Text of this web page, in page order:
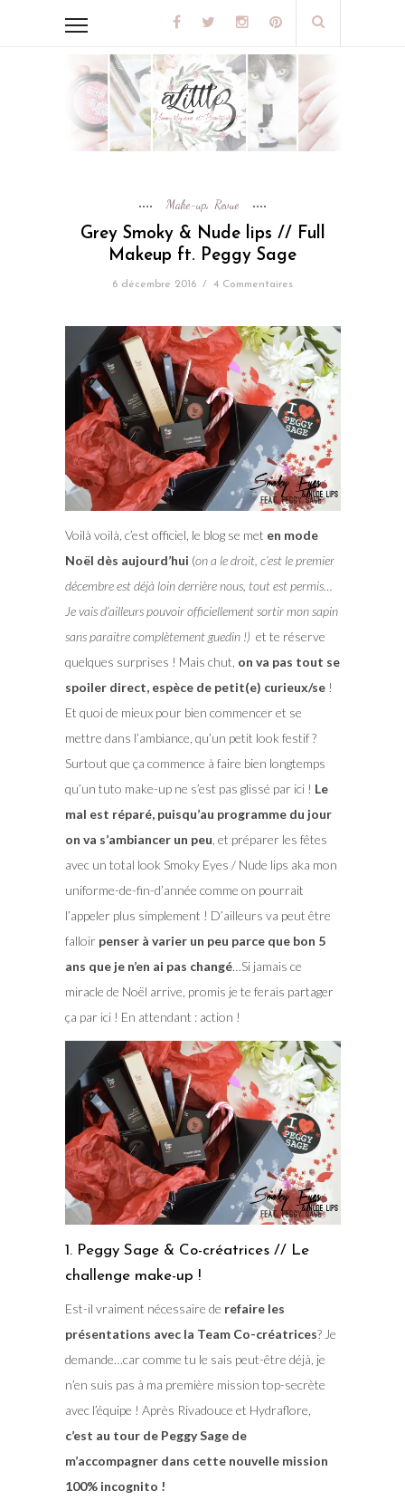
Make-up, Revue
Grey Smoky & Nude lips // Full
Makeup ft. Peggy Sage
6 décembre 2016 / 4 Commentaires
Voilà voilà, c’est officiel, le blog se met en mode
Noël dès aujourd’hui (on a le droit, c’est le premier
décembre est déjà loin derrière nous, tout est permis…
Je vais d’ailleurs pouvoir officiellement sortir mon sapin
sans paraitre complètement guedin !) et te réserve
quelques surprises ! Mais chut, on va pas tout se
spoiler direct, espèce de petit(e) curieux/se!
Et quoi de mieux pour bien commencer et se
mettre dans l’ambiance, qu’un petit look festif ?
Surtout que ça commence à faire bien longtemps
qu’un tuto make-up ne s’est pas glissé par ici ! Le
mal est réparé, puisqu’au programme du jour
on va s’ambiancer un peu , et préparer les fêtes
avec un total look Smoky Eyes / Nude lips aka mon
uniforme-de-fin-d’année comme on pourrait
l’appeler plus simplement ! D’ailleurs va peut être
falloir penser à varier un peu parce que bon 5
ans que je n’en ai pas changé…Si jamais ce
miracle de Noël arrive, promis je te ferais partager
ça par ici ! En attendant : action !
1. Peggy Sage & Co-créatrices // Le
challenge make-up !
Est-il vraiment nécessaire de refaire les
présentations avec la Team Co-créatrices? Je
demande…car comme tu le sais peut-être déjà, je
n’en suis pas à ma première mission top-secrète
avec l’équipe ! Après Rivadouce et Hydraflore,
c’est au tour de Peggy Sage de
m’accompagner dans cette nouvelle mission
100% incognito !